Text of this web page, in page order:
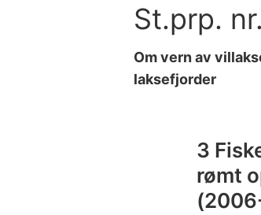
St.prp.
Om vern av
laksefjorder
3
rømt